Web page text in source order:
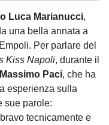
Luca Marianucci,
una bella annata a
Per parlare del
Kiss Napoli, durante il
Massimo Paci, che ha
esperienza sulla
sue parole:
tecnicamente e